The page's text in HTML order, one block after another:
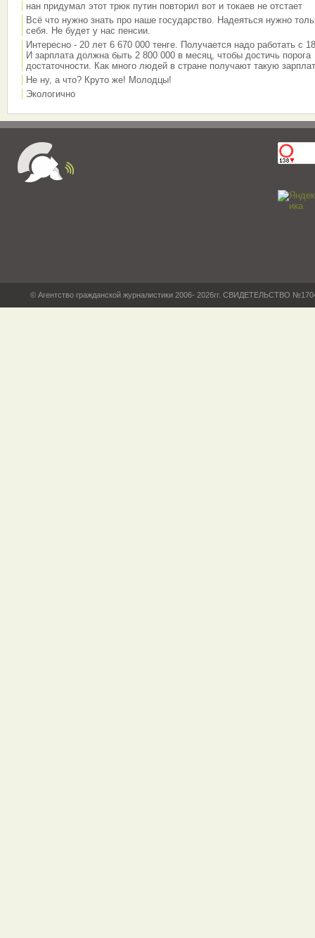
нан придумал этот трюк путин повторил вот и токаев не отстает
Всё что нужно знать про наше государство. Надеяться нужно
себя. Не будет у нас пенсии.
Интересно - 20 лет 6 670 000 тенге. Получается надо работать с
И зарплата должна быть 2 800 000 в месяц, чтобы достичь порога
достаточности. Как много людей в стране получают такую
Не ну, а что? Круто же! Молодцы!
Экологично
© Агентство гражданской журналистики 2006- 2026гг. СВИДЕТЕЛЬСТВО